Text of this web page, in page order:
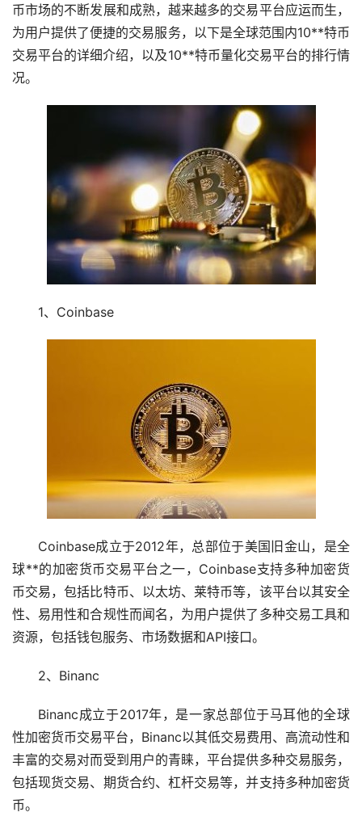
币市场的不断发展和成熟，越来越多的交易平台应运而生，
为用户提供了便捷的交易服务，以下是全球范围内10**特币
交易平台的详细介绍，以及10**特币量化交易平台的排行情
况。
1、Coinbase
Coinbase成立于2012年，总部位于美国旧金山，是全
球**的加密货币交易平台之一，Coinbase支持多种加密货
币交易，包括比特币、 以太坊、莱特币等，该平台以其安全
性、易用性和合规性而闻名，为用户提供了多种交易工具和
资源，包括钱包服务、市场数据和API接口。
2、Binanc
Binanc成立于2017年，是一家总部位于马耳他的全球
性加密货币交易平台，Binanc以其低交易费用、高流动性和
丰富的交易对而受到用户的青睐，平台提供多种交易服务，
包括现货交易、期货合约、 杠杆交易等，并支持多种加密货
币。